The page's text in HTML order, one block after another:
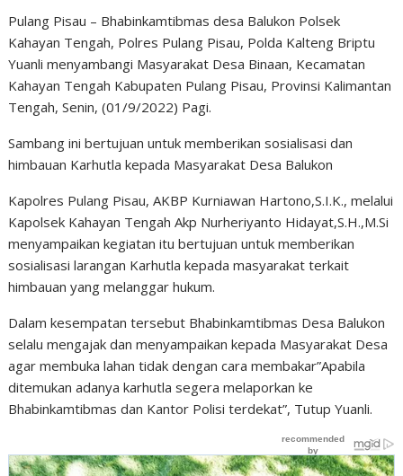
Pulang Pisau – Bhabinkamtibmas desa Balukon Polsek
Kahayan Tengah, Polres Pulang Pisau, Polda Kalteng Briptu
Yuanli menyambangi Masyarakat Desa Binaan, Kecamatan
Kahayan Tengah Kabupaten Pulang Pisau, Provinsi Kalimantan
Tengah, Senin, (01/9/2022) Pagi.
Sambang ini bertujuan untuk memberikan sosialisasi dan
himbauan Karhutla kepada Masyarakat Desa Balukon
Kapolres Pulang Pisau, AKBP Kurniawan Hartono,S.I.K., melalui
Kapolsek Kahayan Tengah Akp Nurheriyanto Hidayat,S.H.,M.Si
menyampaikan kegiatan itu bertujuan untuk memberikan
sosialisasi larangan Karhutla kepada masyarakat terkait
himbauan yang melanggar hukum.
Dalam kesempatan tersebut Bhabinkamtibmas Desa Balukon
selalu mengajak dan menyampaikan kepada Masyarakat Desa
agar membuka lahan tidak dengan cara membakar”Apabila
ditemukan adanya karhutla segera melaporkan ke
Bhabinkamtibmas dan Kantor Polisi terdekat”, Tutup Yuanli.